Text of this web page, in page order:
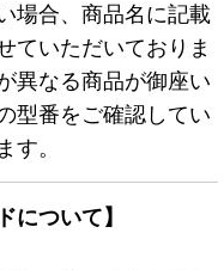
場合、商品名に記載
ていただいておりま
異なる商品が御座い
型番をご確認してい
す。
について】